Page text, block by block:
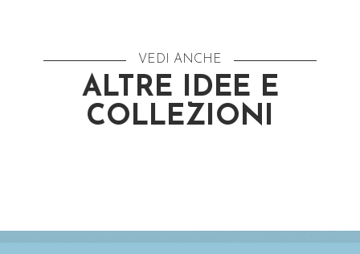
VEDI ANCHE
ALTRE IDEE E
COLLEZIONI